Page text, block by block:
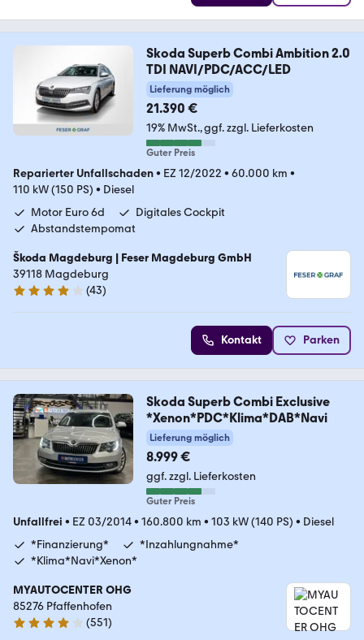
Skoda Superb Combi Ambition 2.0
TDI NAVI/PDC/ACC/LED
Lieferung möglich
21.390 €
19% MwSt. ggf. zzgl. Lieferkosten
Guter Preis
Reparierter Unfallschaden• EZ 12/2022 • 60.000 km •
110 kW (150 PS) • Diesel
Motor Euro 6d
Digitales Cockpit
Abstandstempomat
Škoda Magdeburg | Feser Magdeburg GmbH
39118 Magdeburg
4 Sterne
(43)
Kontakt Parken
Skoda Superb Combi Exclusive
*Xenon*PDC*Klima*DAB*Navi
Lieferung möglich
8.999 €
ggf. zzgl. Lieferkosten
Guter Preis
Unfallfrei • EZ 03/2014• 160.800 km • 103 kW (140 PS) • Diesel
*Finanzierung*
*Inzahlungnahme*
*Klima*Navi*Xenon*
MYAUTOCENTER OHG
85276 Pfaffenhofen
4.2 Sterne
(551)